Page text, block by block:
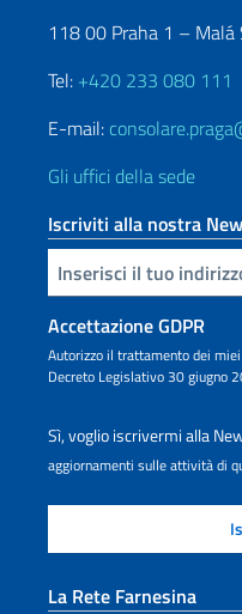
118 00 Praha 1 – Malá
Tel: +420 233 080 111
E-mail:
Gli uffici della sede
Iscriviti alla nostra
Inserisci la tua email
Accettazione GDPR
Autorizzo il trattamento dei
Decreto Legislativo 30 giugno
Sì, voglio iscrivermi alla
aggiornamenti sulle attività di
La Rete Farnesina